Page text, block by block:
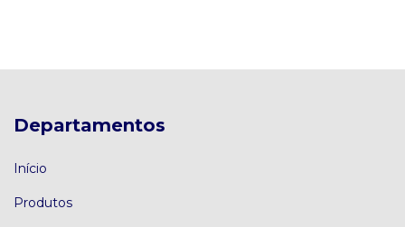
Departamentos
Início
Produtos